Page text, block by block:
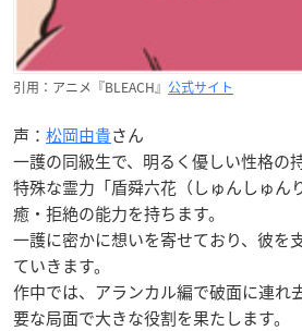
引用：アニメ『BLEACH』 公式サイト
声： 松岡由貴さん
一護の同級生で、明るく優しい性格の
特殊な霊力「盾舜六花（しゅんしゅん
癒・拒絶の能力を持ちます。
一護に密かに想いを寄せており、彼を
ていきます。
作中では、アランカル編で破面に連れ
要な局面で大きな役割を果たします。